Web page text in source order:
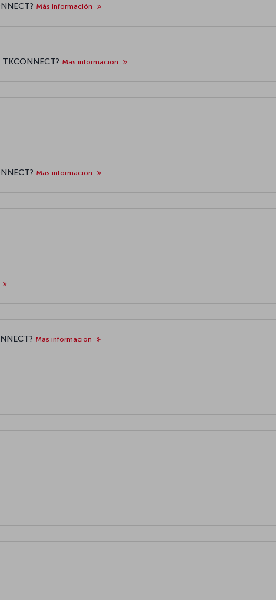
Más información
Más información
Más información
Más información